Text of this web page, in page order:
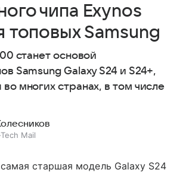
чипа Exynos
топовых Samsung
станет основой
Samsung Galaxy S24 и S24+,
многих странах, в том числе
Mail
старшая модель Galaxy S24